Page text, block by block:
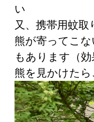
い
又、携帯用蚊
熊が寄ってこ
もあります（
熊を見かけた